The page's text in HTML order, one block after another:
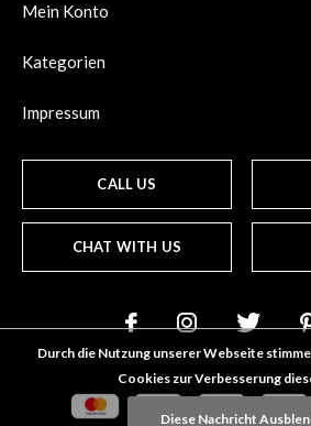
Mein Konto
Kategorien
Impressum
CALL US
CHAT WITH US
Durch die Nutzung unserer Webseite
Cookies zur Verbesserung
Diese Nachricht